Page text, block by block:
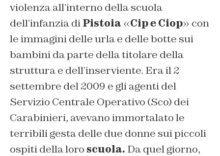
violenza all’interno della scuola
dell’infanzia diPistoia «Cip e Ciop» con
le immagini delle urla e delle botte sui
bambini da parte della titolare della
struttura e dell’inserviente. Era il 2
settembre del 2009 e gli agenti del
Servizio Centrale Operativo (Sco) dei
Carabinieri, avevano immortalato le
terribili gesta delle due donne sui piccoli
ospiti della loro scuola. Da quel giorno,